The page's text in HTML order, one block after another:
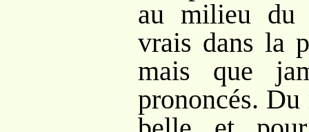
au milieu du
vrais dans la
mais que
prononcés. Du